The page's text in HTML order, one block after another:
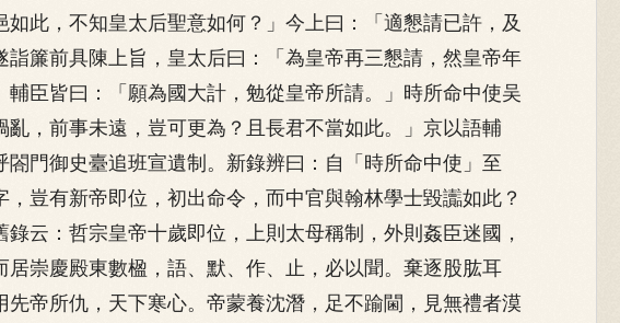
如此，不知皇太后聖意如何？」今上曰：「適懇請已許，及
詣簾前具陳上旨，皇太后曰：「為皇帝再三懇請，然皇帝年
輔臣皆曰：「願為國大計，勉從皇帝所請。」時所命中使吴
亂，前事未遠，豈可更為？且長君不當如此。」京以語輔
閤門御史臺追班宣遺制。新錄辨曰：自「時所命中使」至
，豈有新帝即位，初出命令，而中官與翰林學士毀讟如此？
云：哲宗皇帝十歲即位，上則太母稱制，外則姦臣迷國，
居崇慶殿東數楹，語、默、作、止，必以聞。棄逐股肱耳
先帝所仇，天下寒心。帝蒙養沈潛，足不踰閫，見無禮者漠